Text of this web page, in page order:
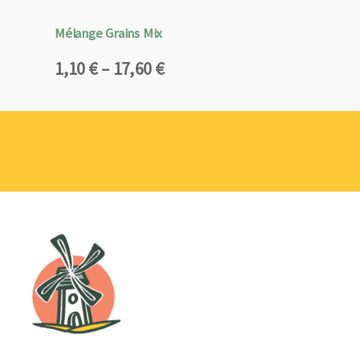
Mélange Grains Mix
1,10€– 17,60€
Plage
prix :